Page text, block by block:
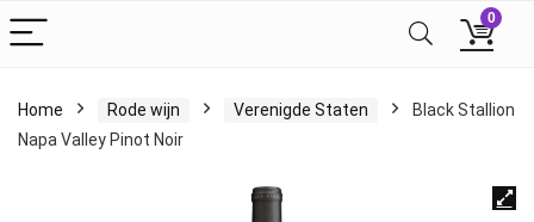
0
Home Rode wijn Verenigde Staten
Black Stallion
Napa Valley Pinot Noir